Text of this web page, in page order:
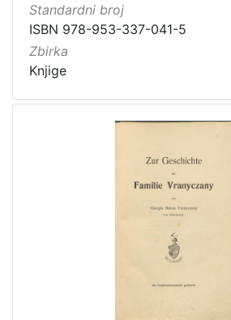
Standardni broj
ISBN 978-953-337-041-5
Zbirka
Knjige